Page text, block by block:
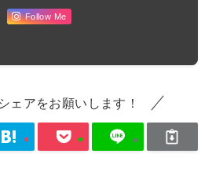
Follow Me
ェアをお願いします！